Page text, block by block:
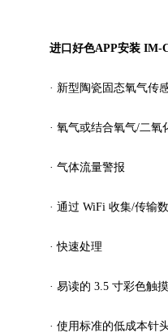
进口好色APP安装 IM-
· 新型陶瓷固态氧气传
· 氧气或结合氧气/二氧
· 气体流量警报
· 通过 WiFi 收集/传输
· 快速处理
· 易读的 3.5 寸彩色触
· 使用标准的低成本针